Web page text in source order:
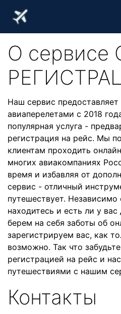
О
Наш сервис предоставляет
авиаперелетами с 2018
популярная услуга -
регистрация на рейс. Мы
клиентам проходить
многих авиакомпаниях
время и избавляя от
сервис - отличный
путешествует. Независимо
находитесь и есть ли у
берем на себя заботы об
зарегистрируем вас, как
возможно. Так что
регистрацией на рейс и
путешествиями с нашим
Контакты